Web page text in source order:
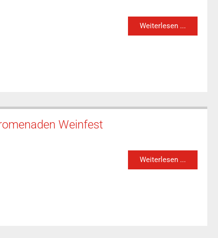
Weiterlesen ...
Weinfest
Weiterlesen ...